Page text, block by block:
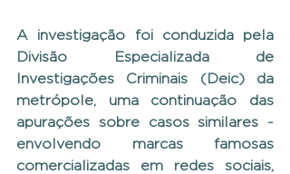
A investigação foi conduzida pela
Divisão Especializada de
Investigações Criminais (Deic) da
metrópole, uma continuação das
apurações sobre casos similares -
envolvendo marcas famosas
comercializadas em redes sociais,